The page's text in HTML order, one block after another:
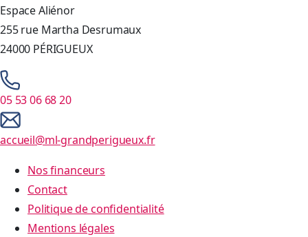
Espace Aliénor
255 rue Martha Desrumaux
24000 PÉRIGUEUX
05 53 06 68 20
accueil@ml-grandperigueux.fr
Nos financeurs
Contact
Politique de confidentialité
Mentions légales